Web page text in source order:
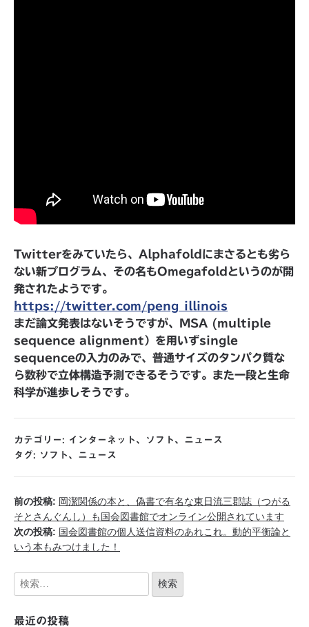
Twitterをみていたら、Alphafoldにまさるとも劣ら
ない新プログラム、その名もOmegafoldというのが開
発されたようです。
https://twitter.com/peng_illinois
まだ論文発表はないそうですが、MSA (multiple
sequence alignment）を用いずsingle
sequenceの入力のみで、普通サイズのタンパク質な
ら数秒で立体構造予測できるそうです。また一段と生命
科学が進歩しそうです。
カテゴリー: インターネット 、 ソフト 、 ニュース
タグ: ソフト 、 ニュース
前の投稿: 岡潔関係の本と、偽書で有名な東日流三郡誌（つがる
そとさんぐんし）も国会図書館でオンライン公開されています
次の投稿: 国会図書館の個人送信資料のあれこれ。動的平衡論と
いう本もみつけました！
最近の投稿